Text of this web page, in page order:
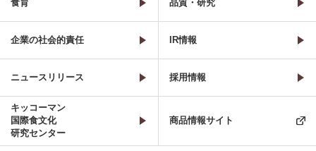
食育 品質・研究
企業の社会的責任 IR情報
ニュースリリース 採用情報
キッコーマン
国際食文化
研究センター
商品情報サイト